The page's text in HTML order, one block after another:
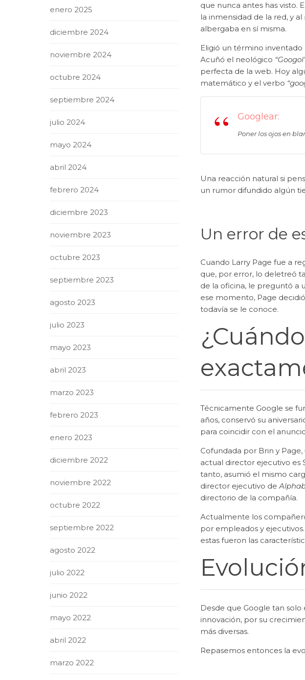
que nunca antes has visto.
la inmensidad de la red, y
albergaba en sí misma.
Eligió un término
Acuñó el neológico “Googol
perfecta de la web. Hoy
matemático y el verbo “
Googlear:
Poner los ojos en
Una reacción natural si
un rumor difundido algún
Un error de
Cuando Larry Page fue a
que, por error, lo deletreó
de la oficina, le preguntó a
ese momento, Page
todavía se le conoce.
Técnicamente Google se
años, conservó su
para coincidir con el
Cofundada por Brin y
actual director ejecutivo es
tanto, asumió el mismo
director ejecutivo de
directorio de la compañía.
Actualmente los
por empleados y
estas fueron las
Desde que Google tan
innovación, por su
más diversas.
Repasemos entonces la
enero 2025
diciembre 2024
noviembre 2024
octubre 2024
septiembre 2024
julio 2024
mayo 2024
abril 2024
febrero 2024
diciembre 2023
noviembre 2023
octubre 2023
septiembre 2023
agosto 2023
julio 2023
mayo 2023
abril 2023
marzo 2023
febrero 2023
enero 2023
diciembre 2022
noviembre 2022
octubre 2022
septiembre 2022
agosto 2022
julio 2022
junio 2022
mayo 2022
abril 2022
marzo 2022